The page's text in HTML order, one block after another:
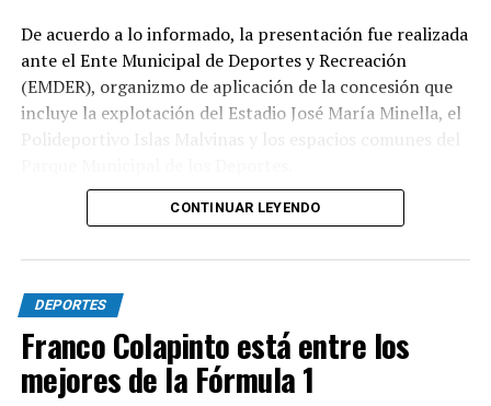
De acuerdo a lo informado, la presentación fue realizada
ante el Ente Municipal de Deportes y Recreación
(EMDER), organizmo de aplicación de la concesión que
incluye la explotación del Estadio José María Minella, el
Polideportivo Islas Malvinas y los espacios comunes del
A tal efecto, el secretario Legal, Técnico y de
Comisión ad hoc que tendrá la responsabilidad de
analizar la documentación presentada por la
concesionaria y determinar si la operación se ajusta a las
exigencias previstas en el contrato y en la normativa
vigente.
CONTINUAR LEYENDO
DEPORTES
Franco Colapinto está entre los
mejores de la Fórmula 1